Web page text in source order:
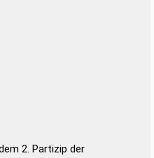
2. Partizip der